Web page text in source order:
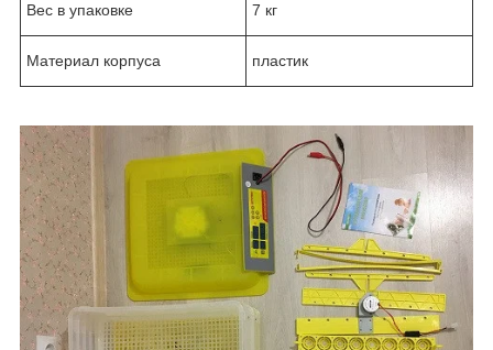
Вес в упаковке 7 кг
Материал корпуса пластик